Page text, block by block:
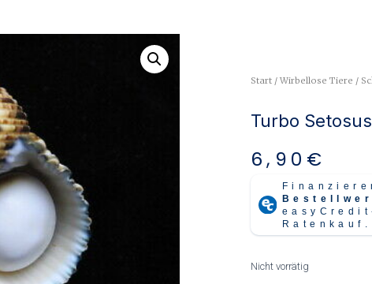
Start / Wirbellose Tiere /
Turbo
6,90 €
Nicht vorrätig